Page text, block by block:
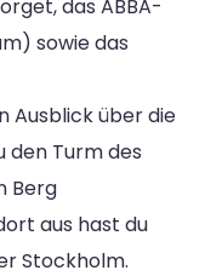
das ABBA-
sowie das
Ausblick über die
Turm des
Berg
aus hast du
Stockholm.